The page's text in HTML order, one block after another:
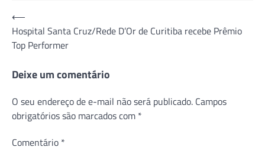
Navegação
de
Post
⟵
Hospital Santa Cruz/Rede D’Or de Curitiba recebe Prêmio
Top Performer
Deixe um comentário
O seu endereço de e-mail não será publicado. Campos
obrigatórios são marcados com *
Comentário *